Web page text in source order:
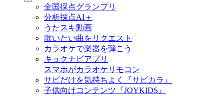
全国採点グランプリ
分析採点AI＋
うたスキ動画
歌いたい曲をリクエスト
カラオケで楽器を弾こう
キョクナビアプリ
スマホがカラオケリモコン
サビだけを気持ちよく『サビカラ』
子供向けコンテンツ『JOYKIDS』